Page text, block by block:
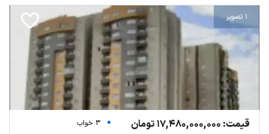
1 تصویر
قیمت: 17,480,000,000 تومان
3 خواب